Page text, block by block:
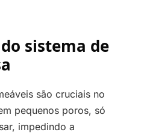
sistema de
são cruciais no
pequenos poros, só
impedindo a